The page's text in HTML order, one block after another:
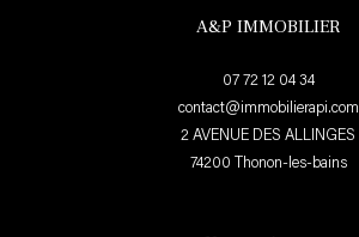
A&P IMMOBILIER
07 72 12 04 34
contact@immobilierapi.com
2 AVENUE DES ALLINGES
74200
thonon-les-bains